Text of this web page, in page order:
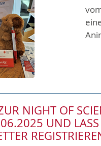
NIGHT OF
UND LASS